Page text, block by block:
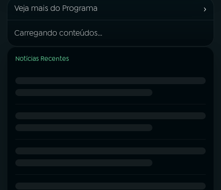
Veja mais do Programa ›
Carregando conteúdos...
Notícias Recentes